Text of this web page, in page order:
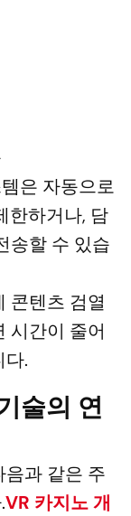
은 자동으로
한하거나, 담
송할 수 있습
콘텐츠 검열
시간이 줄어
다.
술의 연
과 같은 주
VR 카지노 개